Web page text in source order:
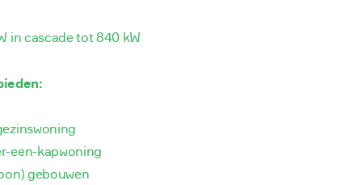
in cascade tot 840 kW
een-kapwoning
gebouwen